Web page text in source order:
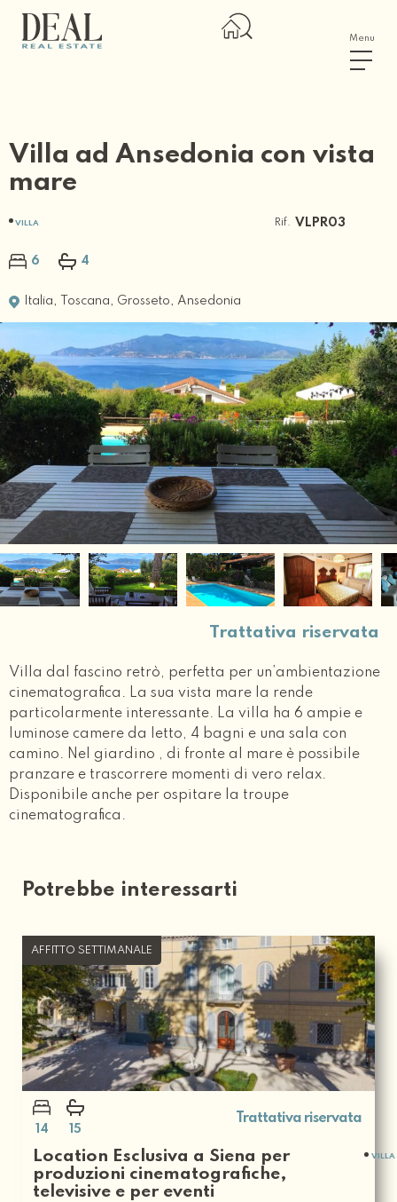
Menu
Villa ad Ansedonia con vista
mare
VILLA Rif. VLPR03
6 4
Italia, Toscana, Grosseto, Ansedonia
Trattativa riservata
Villa dal fascino retrò, perfetta per un’ambientazione
cinematografica. La sua vista mare la rende
particolarmente interessante. La villa ha 6 ampie e
luminose camere da letto, 4 bagni e una sala con
camino. Nel giardino , di fronte al mare è possibile
pranzare e trascorrere momenti di vero relax.
Disponibile anche per ospitare la troupe
cinematografica.
Potrebbe interessarti
AFFITTO SETTIMANALE
14 15
Trattativa riservata
Location Esclusiva a Siena per
produzioni cinematografiche,
televisive e per eventi
VILLA